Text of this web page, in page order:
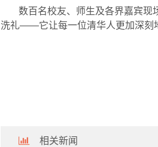
数百名校友、师生及各界嘉宾现
洗礼——它让每一位清华人更加深刻
相关新闻